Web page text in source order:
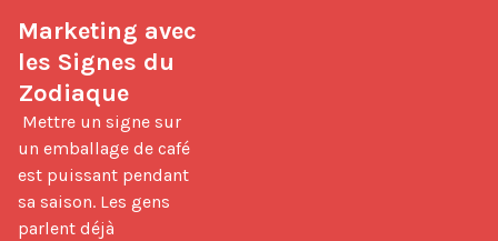
Marketing avec
les Signes du
Zodiaque
un emballage de café
est puissant pendant
sa saison. Les gens
parlent déjà